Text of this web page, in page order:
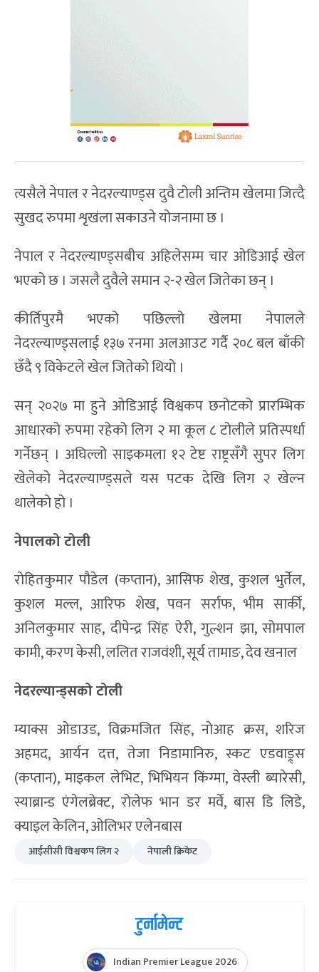
त्यसैले नेपाल र नेदरल्याण्ड्स दुवै टोली अन्तिम खेलमा जित्दै
सुखद रुपमा शृखंला सकाउने योजनामा छ ।
नेपाल र नेदरल्याण्ड्सबीच अहिलेसम्म चार ओडिआई खेल
भएको छ । जसलै दुवैले समान २-२ खेल जितेका छन् ।
कीर्तिपुरमै भएको पछिल्लो खेलमा नेपालले
नेदरल्याण्ड्सलाई १३७ रनमा अलआउट गर्दै २०८ बल बाँकी
छँदै ९ विकेटले खेल जितेको थियो ।
सन् २०२७ मा हुने ओडिआई विश्वकप छनोटको प्रारम्भिक
आधारको रुपमा रहेको लिग २ मा कूल ८ टोलीले प्रतिस्पर्धा
गर्नेछन् । अघिल्लो साइकमला १२ टेष्ट राष्ट्रसँगै सुपर लिग
खेलेको नेदरल्याण्ड्सले यस पटक देखि लिग २ खेल्न
थालेको हो ।
नेपालको टोली
रोहितकुमार पौडेल (कप्तान), आसिफ शेख, कुशल भुर्तेल,
कुशल मल्ल, आरिफ शेख, पवन सर्राफ, भीम सार्की,
अनिलकुमार साह, दीपेन्द्र सिंह ऐरी, गुल्शन झा, सोमपाल
कामी, करण केसी, ललित राजवंशी, सूर्य तामाङ, देव खनाल
नेदरल्यान्ड्सको टोली
म्याक्स ओडाउड, विक्रमजित सिंह, नोआह क्रस, शरिज
अहमद, आर्यन दत्त, तेजा निडामानिरु, स्कट एडवाड्र्स
(कप्तान), माइकल लेभिट, भिभियन किंग्मा, वेस्ली ब्यारेसी,
स्याब्रान्ड एंगेलब्रेक्ट, रोलेफ भान डर मर्वे, बास डि लिडे,
क्याइल केलिन, ओलिभर एलेनबास
आईसीसी विश्वकप लिग २ नेपाली क्रिकेट
टुर्नामेन्ट
Indian Premier League 2026